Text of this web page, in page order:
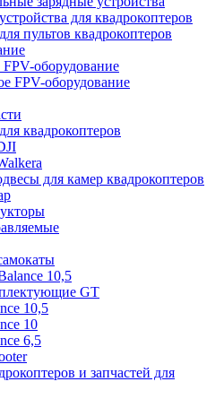
для квадрокоптеров
пультов квадрокоптеров
оборудование
FPV-оборудование
квадрокоптеров
для камер квадрокоптеров
10,5
GT
10,5
10
6,5
и запчастей для